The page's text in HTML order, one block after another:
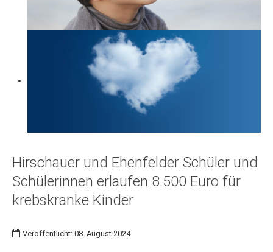
Hirschauer und Ehenfelder Schüler und
Schülerinnen erlaufen 8.500 Euro für
krebskranke Kinder
Veröffentlicht: 08. August 2024